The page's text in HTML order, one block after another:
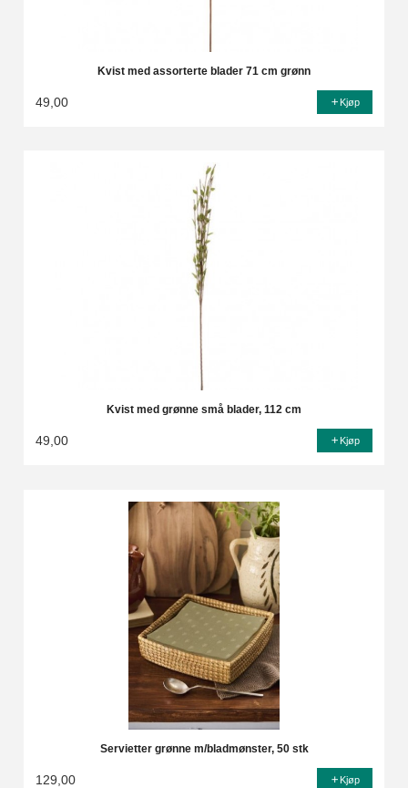
Kvist med assorterte blader 71 cm grønn
49,00 Kjøp
Kvist med grønne små blader, 112 cm
49,00 Kjøp
Servietter grønne m/bladmønster, 50 stk
129,00 Kjøp